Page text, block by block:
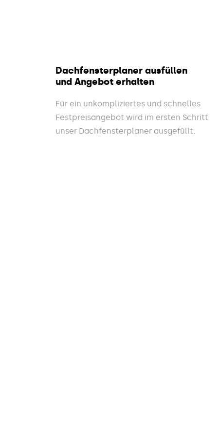
Dachfensterplaner ausfüllen
und Angebot erhalten
Für ein unkompliziertes und schnelles
Festpreisangebot wird im ersten Schritt
unser Dachfensterplaner ausgefüllt.